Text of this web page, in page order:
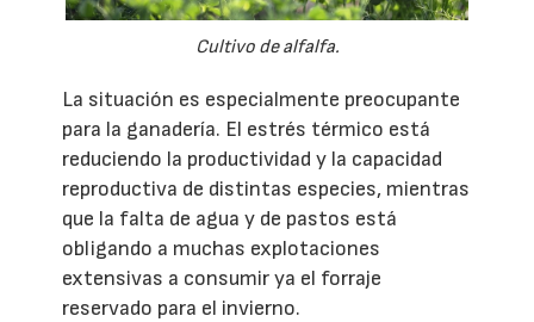
Cultivo de alfalfa.
La situación es especialmente preocupante
para la ganadería. El estrés térmico está
reduciendo la productividad y la capacidad
reproductiva de distintas especies, mientras
que la falta de agua y de pastos está
obligando a muchas explotaciones
extensivas a consumir ya el forraje
reservado para el invierno.